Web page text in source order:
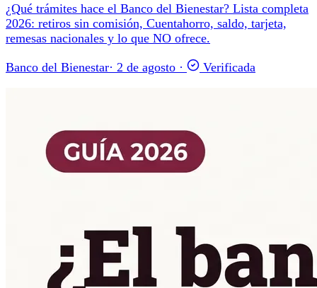
¿Qué trámites hace el Banco del Bienestar? Lista completa
2026: retiros sin comisión, Cuentahorro, saldo, tarjeta,
remesas nacionales y lo que NO ofrece.
Banco del Bienestar· 2 de agosto · Verificada